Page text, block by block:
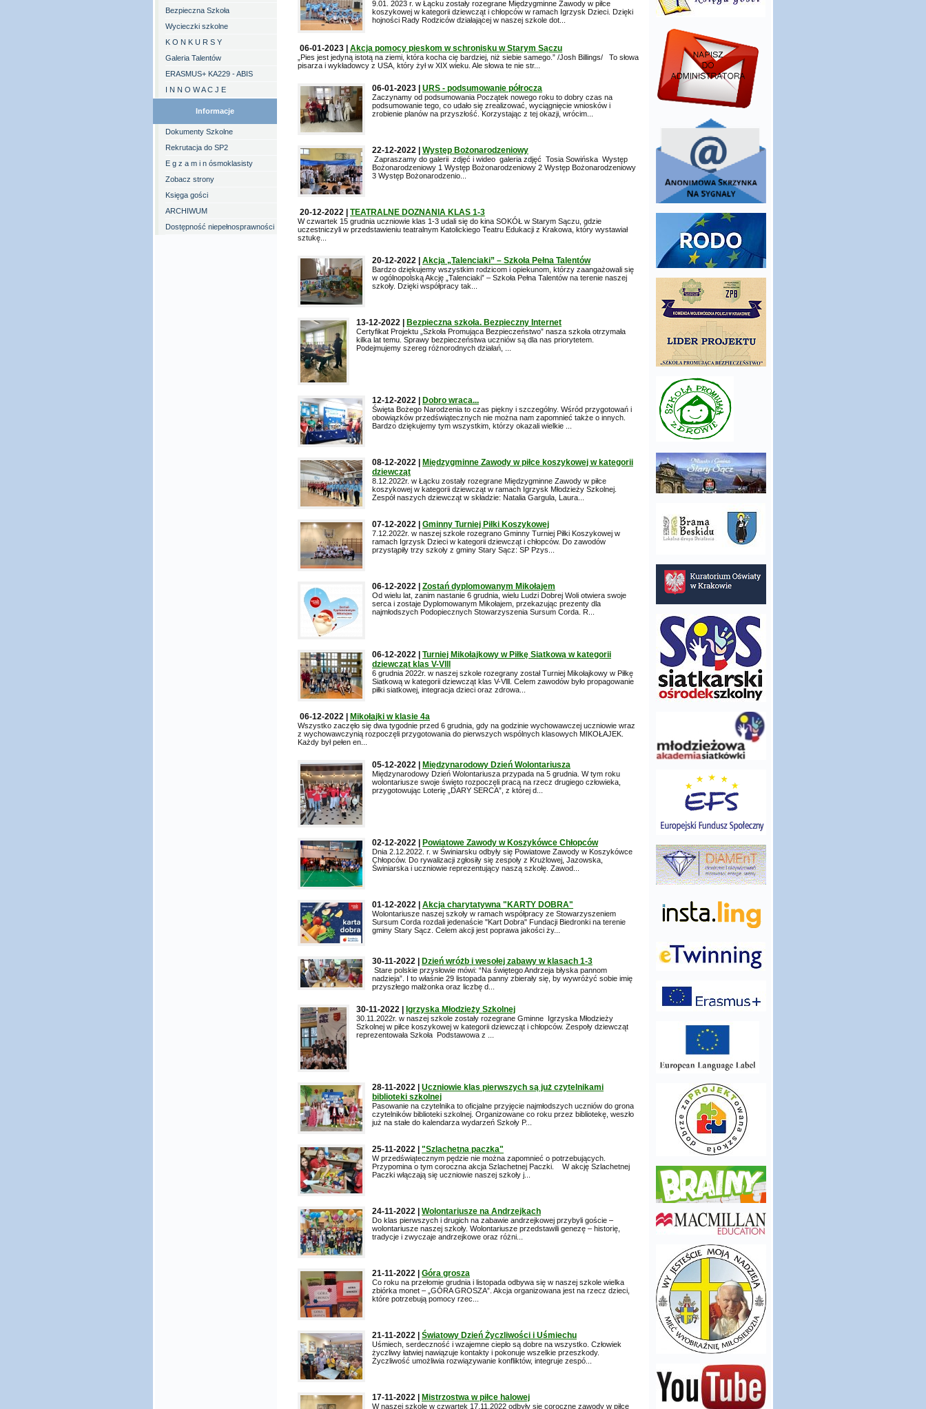
Bezpieczna Szkoła
Wycieczki szkolne
K O N K U R S Y
Galeria Talentów
ERASMUS+ KA229 - ABIS
I N N O W A C J E
Informacje
Dokumenty Szkolne
Rekrutacja do SP2
E g z a m i n ósmoklasisty
Zobacz strony
Księga gości
ARCHIWUM
Dostępność niepełnosprawności
9.01. 2023 r. w Łącku zostały rozegrane Międzygminne Zawody w piłce
koszykowej w kategorii dziewcząt i chłopców w ramach Igrzysk Dzieci. Dzięki
hojności Rady Rodziców działającej w naszej szkole dot...
06-01-2023 | Akcja pomocy pieskom w schronisku w Starym Sączu
„Pies jest jedyną istotą na ziemi, która kocha cię bardziej, niż siebie samego.” /Josh Billings/ To słowa
pisarza i wykładowcy z USA, który żył w XIX wieku. Ale słowa te nie str...
06-01-2023 | URS - podsumowanie półrocza
Zaczynamy od podsumowania Początek nowego roku to dobry czas na
podsumowanie tego, co udało się zrealizować, wyciągnięcie wniosków i
zrobienie planów na przyszłość. Korzystając z tej okazji, wrócim...
22-12-2022 | Występ Bożonarodzeniowy
Zapraszamy do galerii zdjęć i wideo galeria zdjęć Tosia Sowińska Występ
Bożonarodzeniowy 1 Występ Bożonarodzeniowy 2 Występ Bożonarodzeniowy
3 Występ Bożonarodzenio...
20-12-2022 | TEATRALNE DOZNANIA KLAS 1-3
W czwartek 15 grudnia uczniowie klas 1-3 udali się do kina SOKÓŁ w Starym Sączu, gdzie
uczestniczyli w przedstawieniu teatralnym Katolickiego Teatru Edukacji z Krakowa, który wystawiał
sztukę...
20-12-2022 | Akcja „Talenciaki” – Szkoła Pełna Talentów
Bardzo dziękujemy wszystkim rodzicom i opiekunom, którzy zaangażowali się
w ogólnopolską Akcję „Talenciaki” – Szkoła Pełna Talentów na terenie naszej
szkoły. Dzięki współpracy tak...
13-12-2022 | Bezpieczna szkoła. Bezpieczny Internet
Certyfikat Projektu „Szkoła Promująca Bezpieczeństwo” nasza szkoła otrzymała
kilka lat temu. Sprawy bezpieczeństwa uczniów są dla nas priorytetem.
Podejmujemy szereg różnorodnych działań, ...
12-12-2022 | Dobro wraca...
Święta Bożego Narodzenia to czas piękny i szczególny. Wśród przygotowań i
obowiązków przedświątecznych nie można nam zapomnieć także o innych.
Bardzo dziękujemy tym wszystkim, którzy okazali wielkie ...
08-12-2022 |
Międzygminne Zawody w piłce koszykowej w kategorii
dziewcząt
8.12.2022r. w Łącku zostały rozegrane Międzygminne Zawody w piłce
koszykowej w kategorii dziewcząt w ramach Igrzysk Młodzieży Szkolnej.
Zespół naszych dziewcząt w składzie: Natalia Gargula, Laura...
07-12-2022 | Gminny Turniej Piłki Koszykowej
7.12.2022r. w naszej szkole rozegrano Gminny Turniej Piłki Koszykowej w
ramach Igrzysk Dzieci w kategorii dziewcząt i chłopców. Do zawodów
przystąpiły trzy szkoły z gminy Stary Sącz: SP Pzys...
06-12-2022 | Zostań dyplomowanym Mikołajem
Od wielu lat, zanim nastanie 6 grudnia, wielu Ludzi Dobrej Woli otwiera swoje
serca i zostaje Dyplomowanym Mikołajem, przekazując prezenty dla
najmłodszych Podopiecznych Stowarzyszenia Sursum Corda. R...
06-12-2022 | Turniej Mikołajkowy w Piłkę Siatkową w kategorii
dziewcząt klas V-Vlll
6 grudnia 2022r. w naszej szkole rozegrany został Turniej Mikołajkowy w Piłkę
Siatkową w kategorii dziewcząt klas V-Vlll. Celem zawodów było propagowanie
piłki siatkowej, integracja dzieci oraz zdrowa...
06-12-2022 | Mikołajki w klasie 4a
Wszystko zaczęło się dwa tygodnie przed 6 grudnia, gdy na godzinie wychowawczej uczniowie wraz
z wychowawczynią rozpoczęli przygotowania do pierwszych wspólnych klasowych MIKOŁAJEK.
Każdy był pełen en...
05-12-2022 | Międzynarodowy Dzień Wolontariusza
Międzynarodowy Dzień Wolontariusza przypada na 5 grudnia. W tym roku
wolontariusze swoje święto rozpoczęli pracą na rzecz drugiego człowieka,
przygotowując Loterię „DARY SERCA”, z której d...
02-12-2022 | Powiatowe Zawody w Koszykówce Chłopców
Dnia 2.12.2022. r. w Świniarsku odbyły się Powiatowe Zawody w Koszykówce
Chłopców. Do rywalizacji zgłosiły się zespoły z Krużlowej, Jazowska,
Świniarska i uczniowie reprezentujący naszą szkołę. Zawod...
01-12-2022 | Akcja charytatywna "KARTY DOBRA"
Wolontariusze naszej szkoły w ramach współpracy ze Stowarzyszeniem
Sursum Corda rozdali jedenaście "Kart Dobra" Fundacji Biedronki na terenie
gminy Stary Sącz. Celem akcji jest poprawa jakości ży...
30-11-2022 | Dzień wróżb i wesołej zabawy w klasach 1-3
Stare polskie przysłowie mówi: “Na świętego Andrzeja błyska pannom
nadzieja”. I to właśnie 29 listopada panny zbierały się, by wywróżyć sobie imię
przyszłego małżonka oraz liczbę d...
30-11-2022 | Igrzyska Młodzieży Szkolnej
30.11.2022r. w naszej szkole zostały rozegrane Gminne Igrzyska Młodzieży
Szkolnej w piłce koszykowej w kategorii dziewcząt i chłopców. Zespoły dziewcząt
reprezentowała Szkoła Podstawowa z ...
28-11-2022 | Uczniowie klas pierwszych są już czytelnikami
biblioteki szkolnej
Pasowanie na czytelnika to oficjalne przyjęcie najmłodszych uczniów do grona
czytelników biblioteki szkolnej. Organizowane co roku przez bibliotekę, weszło
już na stałe do kalendarza wydarzeń Szkoły P...
25-11-2022 | "Szlachetna paczka"
W przedświątecznym pędzie nie można zapomnieć o potrzebujących.
Przypomina o tym coroczna akcja Szlachetnej Paczki. W akcję Szlachetnej
Paczki włączają się uczniowie naszej szkoły j...
24-11-2022 | Wolontariusze na Andrzejkach
Do klas pierwszych i drugich na zabawie andrzejkowej przybyli goście –
wolontariusze naszej szkoły. Wolontariusze przedstawili genezę – historię,
tradycje i zwyczaje andrzejkowe oraz różni...
21-11-2022 | Góra grosza
Co roku na przełomie grudnia i listopada odbywa się w naszej szkole wielka
zbiórka monet – „GÓRA GROSZA”. Akcja organizowana jest na rzecz dzieci,
które potrzebują pomocy rzec...
21-11-2022 | Światowy Dzień Życzliwości i Uśmiechu
Uśmiech, serdeczność i wzajemne ciepło są dobre na wszystko. Człowiek
życzliwy łatwiej nawiązuje kontakty i pokonuje wszelkie przeszkody.
Życzliwość umożliwia rozwiązywanie konfliktów, integruje zespó...
17-11-2022 | Mistrzostwa w piłce halowej
W naszej szkole w czwartek 17.11.2022 odbyły się coroczne zawody w piłce